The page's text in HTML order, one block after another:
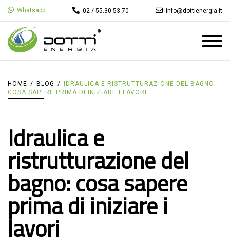
Whatsapp 02 / 55.30.53.70 info@dottienergia.it
HOME / BLOG /
IDRAULICA E RISTRUTTURAZIONE DEL BAGNO:
COSA SAPERE PRIMA DI INIZIARE I LAVORI
Idraulica e
ristrutturazione del
bagno: cosa sapere
prima di iniziare i
lavori